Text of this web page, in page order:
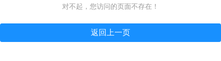
对不起，您访问的页面不存在！
返回上一页